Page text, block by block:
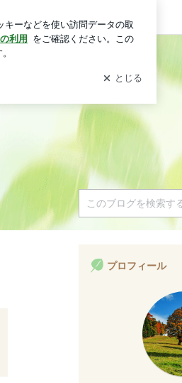
ログイン
プロフィール